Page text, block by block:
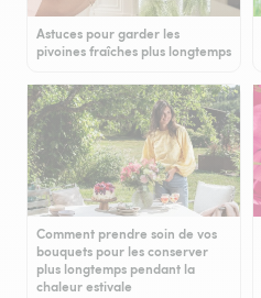
Astuces pour garder les
pivoines fraîches plus longtemps
Comment prendre soin de vos
bouquets pour les conserver
plus longtemps pendant la
chaleur estivale